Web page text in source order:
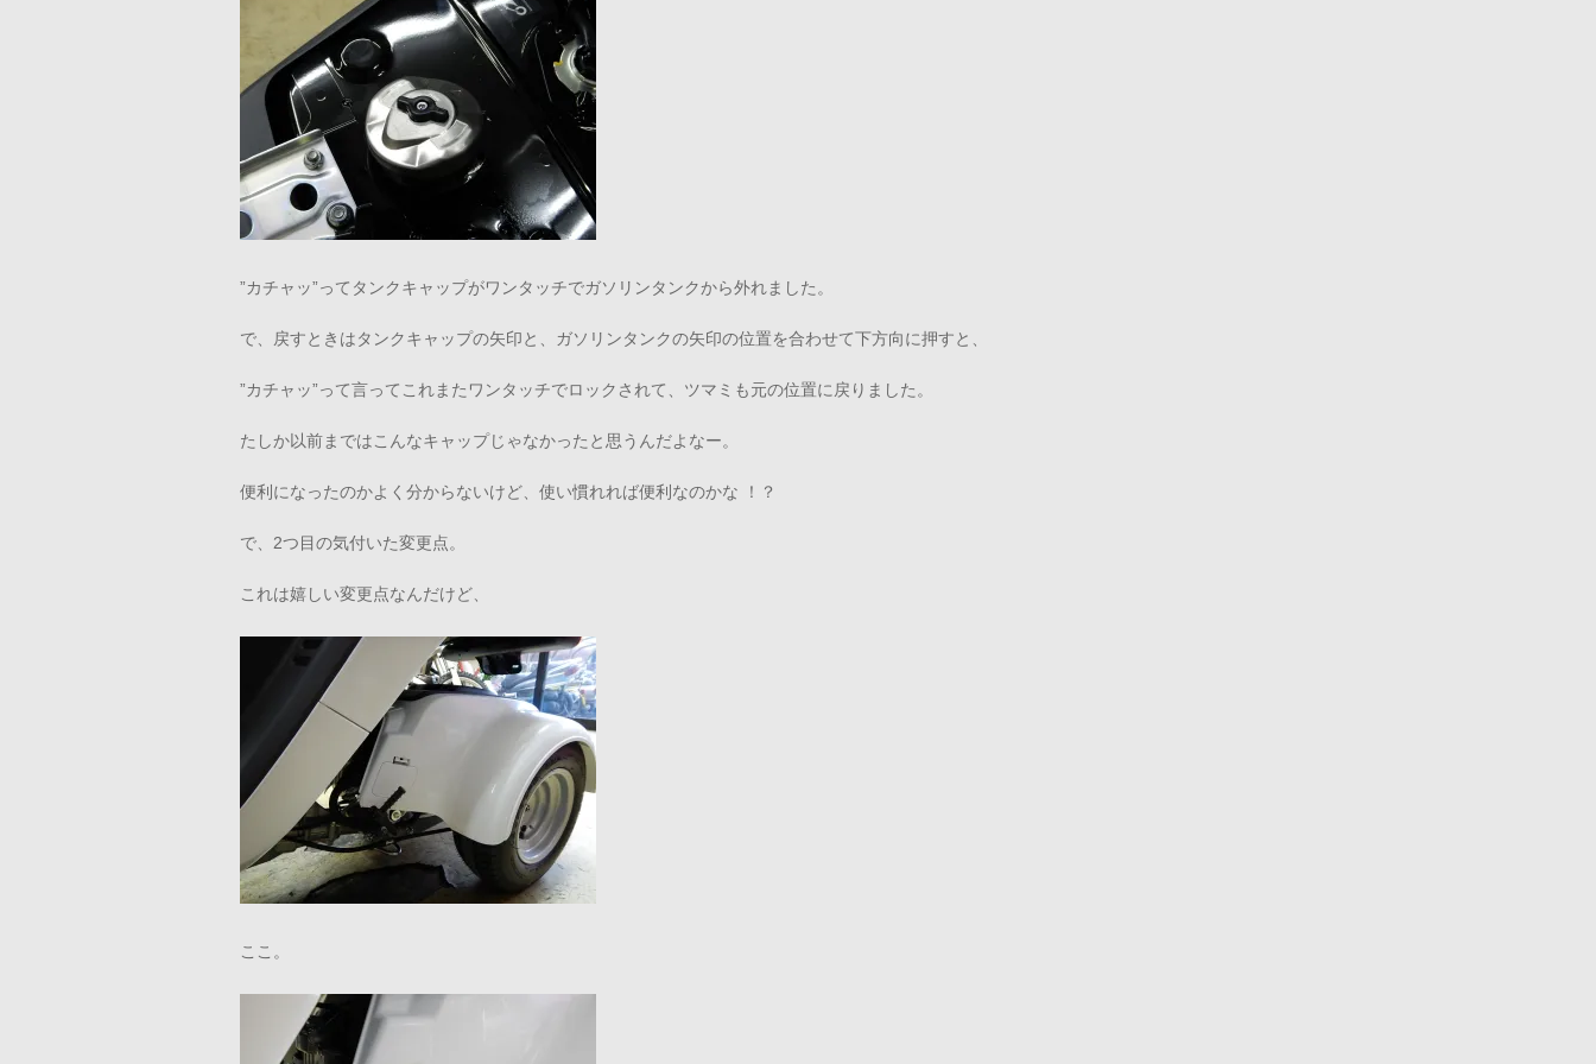
”カチャッ”ってタンクキャップがワンタッチでガソリンタンクから外れました。
で、戻すときはタンクキャップの矢印と、ガソリンタンクの矢印の位置を合わせて下方向に押すと、
”カチャッ”って言ってこれまたワンタッチでロックされて、ツマミも元の位置に戻りました。
たしか以前まではこんなキャップじゃなかったと思うんだよなー。
便利になったのかよく分からないけど、使い慣れれば便利なのかな ！？
で、2つ目の気付いた変更点。
これは嬉しい変更点なんだけど、
ここ。